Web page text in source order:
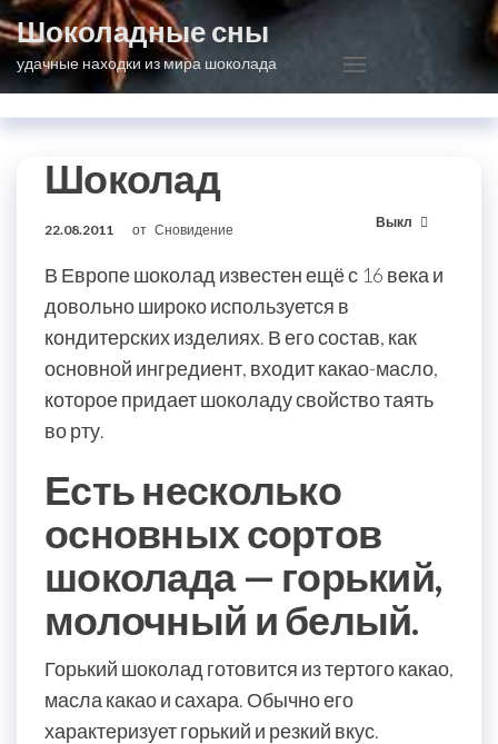
Перейти
к
содержимому
Шоколадные сны
удачные находки из мира шоколада
Шоколад
22.08.2011 от Сновидение Выкл
В Европе шоколад известен ещё с 16 века и
довольно широко используется в
кондитерских изделиях. В его состав, как
основной ингредиент, входит какао-масло,
которое придает шоколаду свойство таять
во рту.
Есть несколько
основных сортов
шоколада — горький,
молочный и белый.
Горький шоколад готовится из тертого какао,
масла какао и сахара. Обычно его
характеризует горький и резкий вкус.